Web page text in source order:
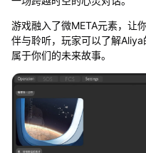
游戏融入了微META元素，让
伴与聆听，玩家可以了解
属于你们的未来故事。